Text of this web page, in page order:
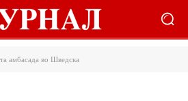
амбасада во Шведска